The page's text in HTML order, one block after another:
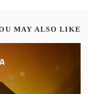
MAY ALSO LIKE